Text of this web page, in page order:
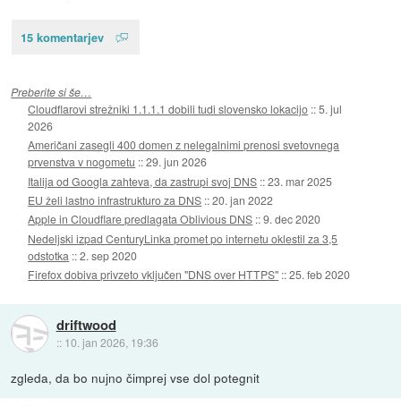
15 komentarjev
Preberite si še…
Cloudflarovi strežniki 1.1.1.1 dobili tudi slovensko lokacijo ::5. jul
2026
Američani zasegli 400 domen z nelegalnimi prenosi svetovnega
prvenstva v nogometu ::29. jun 2026
Italija od Googla zahteva, da zastrupi svoj DNS ::23. mar 2025
EU želi lastno infrastrukturo za DNS ::20. jan 2022
Apple in Cloudflare predlagata Oblivious DNS ::9. dec 2020
Nedeljski izpad CenturyLinka promet po internetu oklestil za 3,5
odstotka ::2. sep 2020
Firefox dobiva privzeto vključen "DNS over HTTPS" ::25. feb 2020
driftwood
:: 10. jan 2026, 19:36
zgleda, da bo nujno čimprej vse dol potegnit